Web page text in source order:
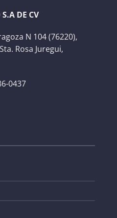
DE CV
N 104 (76220),
Rosa Juregui,
0437